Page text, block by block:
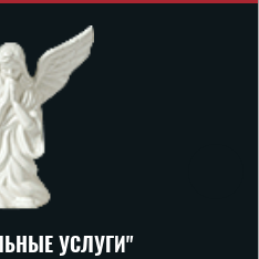
УСЛУГИ"